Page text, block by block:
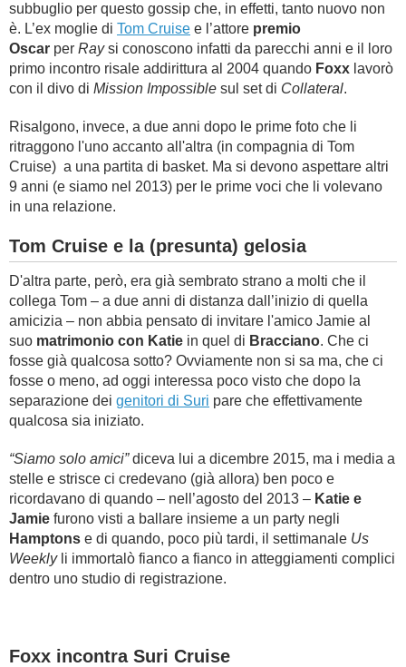
subbuglio per questo gossip che, in effetti, tanto nuovo non
è. L’ex moglie di Tom Cruise e l’attore premio
Oscar per Raysi conoscono infatti da parecchi anni e il loro
primo incontro risale addirittura al 2004 quando Foxx lavorò
con il divo di Mission Impossible sul set di Collateral.
Risalgono, invece, a due anni dopo le prime foto che li
ritraggono l'uno accanto all'altra (in compagnia di Tom
Cruise) a una partita di basket. Ma si devono aspettare altri
9 anni (e siamo nel 2013) per le prime voci che li volevano
in una relazione.
Tom Cruise e la (presunta) gelosia
D'altra parte, però, era già sembrato strano a molti che il
collega Tom – a due anni di distanza dall’inizio di quella
amicizia – non abbia pensato di invitare l'amico Jamie al
suo matrimonio con Katie in quel di Bracciano. Che ci
fosse già qualcosa sotto? Ovviamente non si sa ma, che ci
fosse o meno, ad oggi interessa poco visto che dopo la
separazione dei genitori di Suri pare che effettivamente
qualcosa sia iniziato.
“Siamo solo amici”diceva lui a dicembre 2015, ma i media a
stelle e strisce ci credevano (già allora) ben poco e
ricordavano di quando – nell’agosto del 2013 – Katie e
Jamie furono visti a ballare insieme a un party negli
Hamptons e di quando, poco più tardi, il settimanale Us
Weeklyli immortalò fianco a fianco in atteggiamenti complici
dentro uno studio di registrazione.
Foxx incontra Suri Cruise